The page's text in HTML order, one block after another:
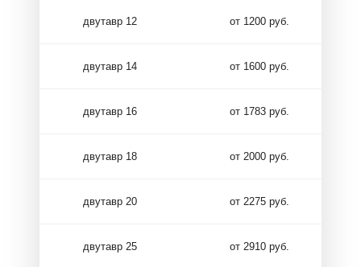
двутавр 12 от 1200 руб.
двутавр 14 от 1600 руб.
двутавр 16 от 1783 руб.
двутавр 18 от 2000 руб.
двутавр 20 от 2275 руб.
двутавр 25 от 2910 руб.